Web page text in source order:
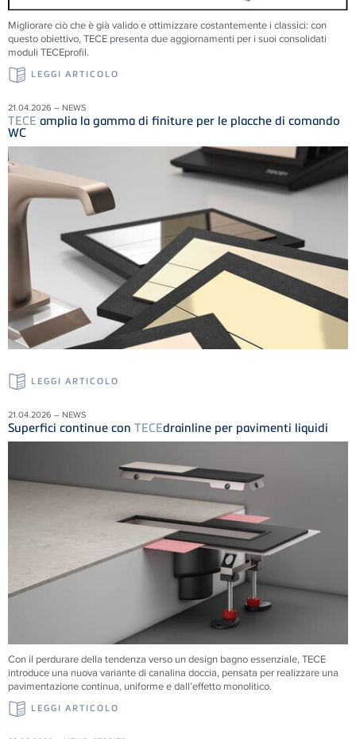
Migliorare ciò che è già valido e ottimizzare costantemente i classici: con
questo obiettivo, TECE presenta due aggiornamenti per i suoi consolidati
moduli TECEprofil.
LEGGI ARTICOLO
21.04.2026 – NEWS
TECE amplia la gamma di finiture per le placche di comando
WC
LEGGI ARTICOLO
21.04.2026 – NEWS
Superfici continue con TECEdrainline per pavimenti liquidi
Con il perdurare della tendenza verso un design bagno essenziale, TECE
introduce una nuova variante di canalina doccia, pensata per realizzare una
pavimentazione continua, uniforme e dall’effetto monolitico.
LEGGI ARTICOLO